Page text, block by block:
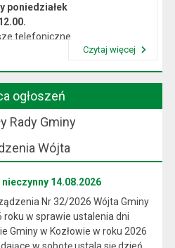
poniedziałek
telefoniczne
Czytaj więcej
ogłoszeń
Rady Gminy
Wójta
14.08.2026
Nr 32/2026 Wójta Gminy
roku w sprawie ustalenia dni
Gminy w Kozłowie w roku 2026
w sobotę ustala się dzień